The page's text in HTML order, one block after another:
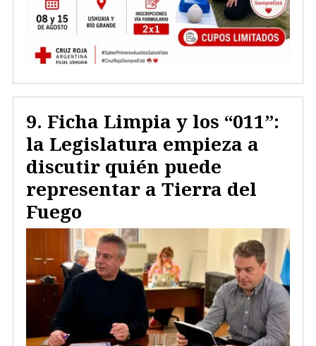
Ficha Limpia y los “011”:
la Legislatura empieza a
discutir quién puede
representar a Tierra del
Fuego